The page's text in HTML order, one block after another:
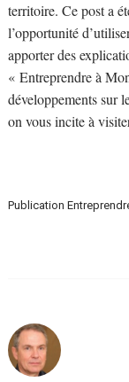
territoire. Ce post a
l’opportunité
apporter des
« Entreprendre à
développements sur
on vous incite à
Publication